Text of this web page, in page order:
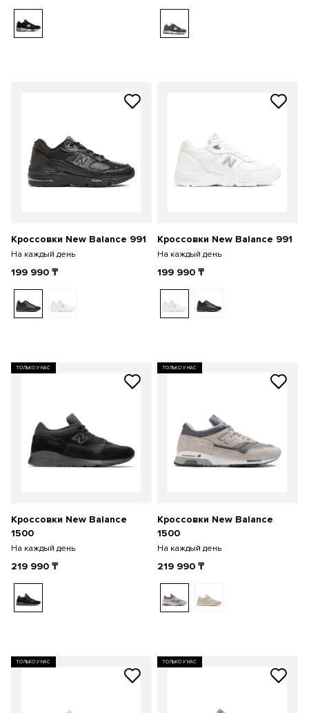
Кроссовки New Balance 991
На каждый день
199 990 ₸
Кроссовки New Balance 991
На каждый день
199 990 ₸
ТОЛЬКО У НАС
Кроссовки New Balance
1500
На каждый день
219 990 ₸
ТОЛЬКО У НАС
Кроссовки New Balance
1500
На каждый день
219 990 ₸
ТОЛЬКО У НАС ТОЛЬКО У НАС